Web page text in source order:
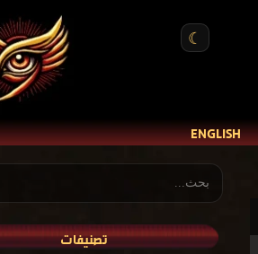
☾
ENGLISH
تصنيفات